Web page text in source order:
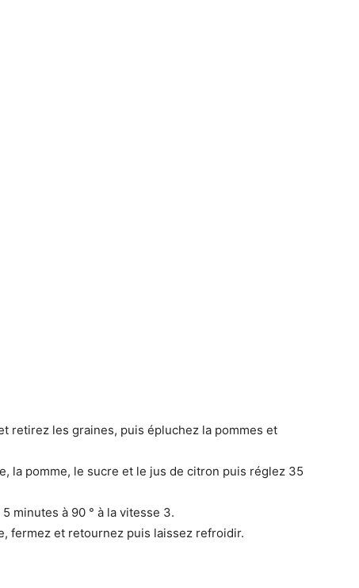
retirez les graines, puis épluchez la pommes et
la pomme, le sucre et le jus de citron puis réglez 35
minutes à 90 ° à la vitesse 3.
fermez et retournez puis laissez refroidir.